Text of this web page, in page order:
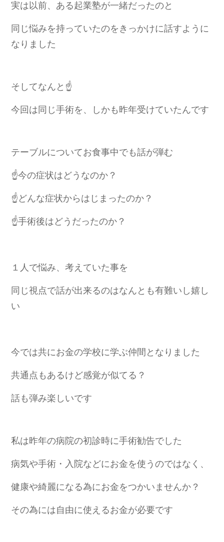
実は以前、ある起業塾が一緒だったのと
同じ悩みを持っていたのをきっかけに話すように
なりました
そしてなんと☝️
今回は同じ手術を、しかも昨年受けていたんです
テーブルについてお食事中でも話が弾む
☝️今の症状はどうなのか？
☝️どんな症状からはじまったのか？
☝️手術後はどうだったのか？
１人で悩み、考えていた事を
同じ視点で話が出来るのはなんとも有難いし嬉し
い
今では共にお金の学校に学ぶ仲間となりました
共通点もあるけど感覚が似てる？
話も弾み楽しいです
私は昨年の病院の初診時に手術勧告でした
病気や手術・入院などにお金を使うのではなく、
健康や綺麗になる為にお金をつかいませんか？
その為には自由に使えるお金が必要です